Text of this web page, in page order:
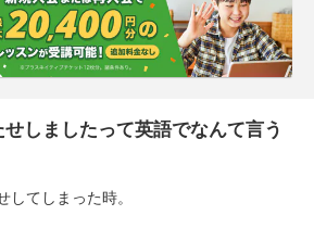
せしましたって英語でなんて言う
てしまった時。